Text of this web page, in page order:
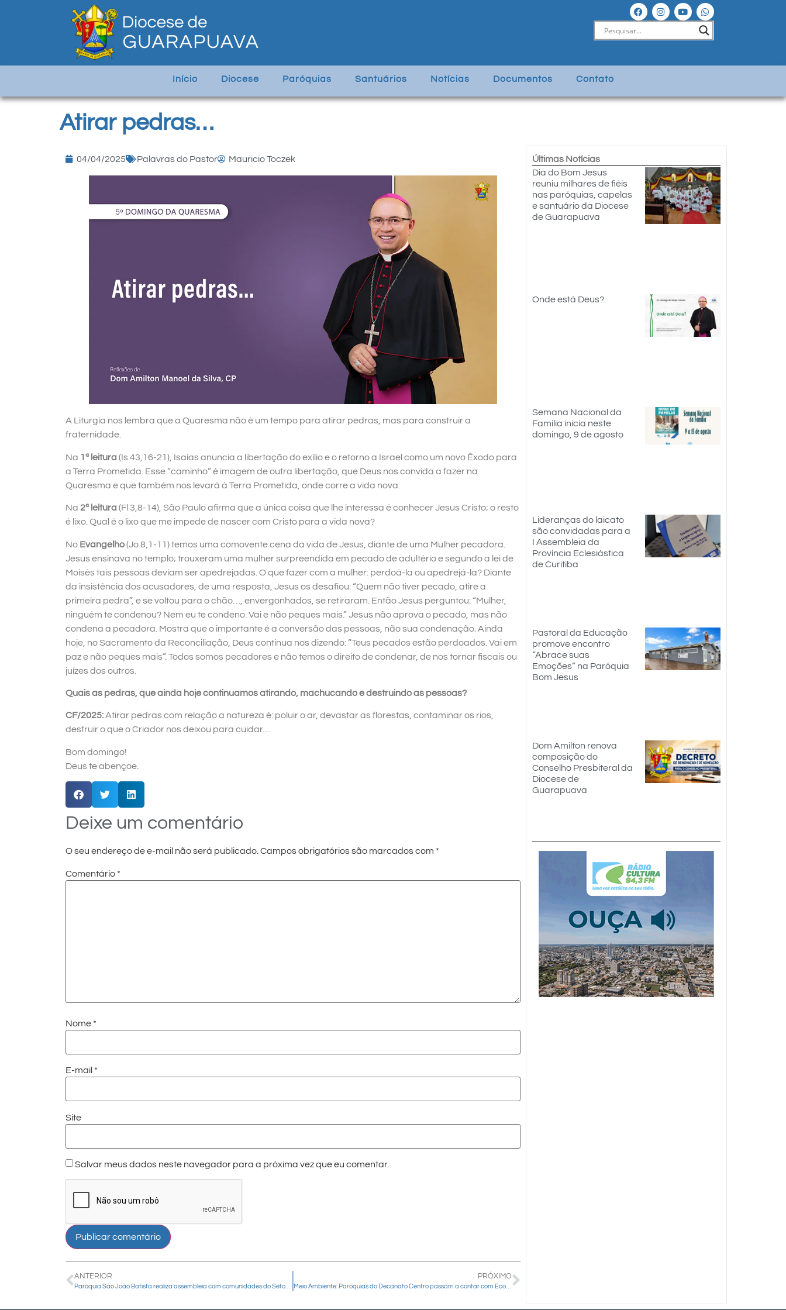
Início Diocese Paróquias Santuários Notícias Documentos Contato
Atirar pedras…
04/04/2025 Palavras do Pastor Mauricio Toczek
A Liturgia nos lembra que a Quaresma não é um tempo para atirar pedras, mas para construir a
fraternidade.
Na 1ª leitura (Is 43,16-21), Isaías anuncia a libertação do exílio e o retorno a Israel como um novo Êxodo para
a Terra Prometida. Esse “caminho” é imagem de outra libertação, que Deus nos convida a fazer na
Quaresma e que também nos levará à Terra Prometida, onde corre a vida nova.
Na 2ª leitura (Fl 3,8-14), São Paulo afirma que a única coisa que lhe interessa é conhecer Jesus Cristo; o resto
é lixo. Qual é o lixo que me impede de nascer com Cristo para a vida nova?
No Evangelho(Jo 8,1-11) temos uma comovente cena da vida de Jesus, diante de uma Mulher pecadora.
Jesus ensinava no templo; trouxeram uma mulher surpreendida em pecado de adultério e segundo a lei de
Moisés tais pessoas deviam ser apedrejadas. O que fazer com a mulher: perdoá-la ou apedrejá-la? Diante
da insistência dos acusadores, de uma resposta, Jesus os desafiou: “Quem não tiver pecado, atire a
primeira pedra”, e se voltou para o chão…, envergonhados, se retiraram. Então Jesus perguntou: “Mulher,
ninguém te condenou? Nem eu te condeno. Vai e não peques mais.” Jesus não aprova o pecado, mas não
condena a pecadora. Mostra que o importante é a conversão das pessoas, não sua condenação. Ainda
hoje, no Sacramento da Reconciliação, Deus continua nos dizendo: “Teus pecados estão perdoados. Vai em
paz e não peques mais”. Todos somos pecadores e não temos o direito de condenar, de nos tornar fiscais ou
juízes dos outros.
Quais as pedras, que ainda hoje continuamos atirando, machucando e destruindo as pessoas?
CF/2025:Atirar pedras com relação a natureza é: poluir o ar, devastar as florestas, contaminar os rios,
destruir o que o Criador nos deixou para cuidar…
Bom domingo!
Deus te abençoe.
Deixe um comentário
O seu endereço de e-mail não será publicado. Campos obrigatórios são marcados com *
Comentário *
Nome *
E-mail *
Site
Salvar meus dados neste navegador para a próxima vez que eu comentar.
ANTERIOR PRÓXIMO
Últimas Notícias
Dia do Bom Jesus
reuniu milhares de fiéis
nas paróquias, capelas
e santuário da Diocese
de Guarapuava
Onde está Deus?
Semana Nacional da
Família inicia neste
domingo, 9 de agosto
Lideranças do laicato
são convidadas para a
I Assembleia da
Província Eclesiástica
de Curitiba
Pastoral da Educação
promove encontro
“Abrace suas
Emoções” na Paróquia
Bom Jesus
Dom Amilton renova
composição do
Conselho Presbiteral da
Diocese de
Guarapuava